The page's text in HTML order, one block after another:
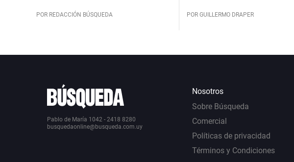
POR REDACCIÓN BÚSQUEDA POR GUILLERMO DRAPER
Pablo de María 1042 - 2418 8280
busquedaonline@busqueda.com.uy
Nosotros
Sobre Búsqueda
Comercial
Políticas de privacidad
Términos y Condiciones